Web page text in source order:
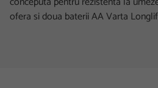
ofera si doua baterii AA Varta